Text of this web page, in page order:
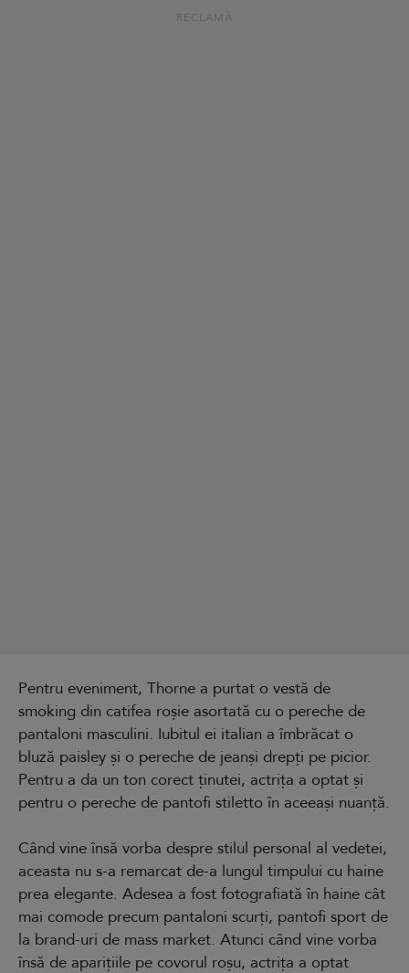
RECLAMĂ
Pentru eveniment, Thorne a purtat o vestă de
smoking din catifea roșie asortată cu o pereche de
pantaloni masculini. Iubitul ei italian a îmbrăcat o
bluză paisley și o pereche de jeanși drepți pe picior.
Pentru a da un ton corect ținutei, actrița a optat și
pentru o pereche de pantofi stiletto în aceeași nuanță.
Când vine însă vorba despre stilul personal al vedetei,
aceasta nu s-a remarcat de-a lungul timpului cu haine
prea elegante. Adesea a fost fotografiată în haine cât
mai comode precum pantaloni scurți, pantofi sport de
la brand-uri de mass market. Atunci când vine vorba
însă de aparițiile pe covorul roșu, actrița a optat